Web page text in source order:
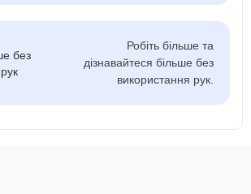
Робіть більше та
дізнавайтеся більше без
використання рук.